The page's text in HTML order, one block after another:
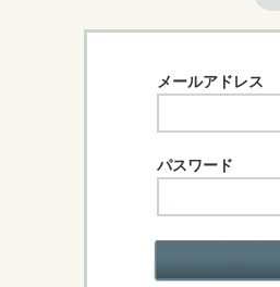
メールアドレス
パスワード